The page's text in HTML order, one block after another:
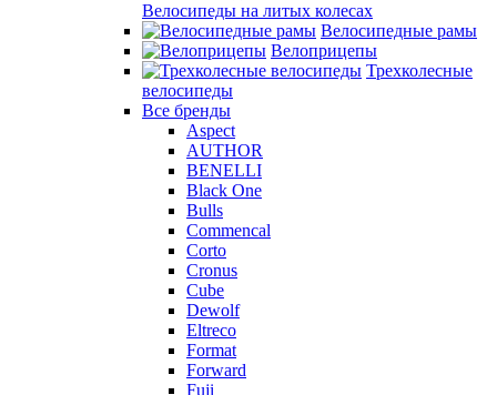
Велосипеды на литых колесах
Велосипедные рамы
Велоприцепы
Трехколесные
велосипеды
Все бренды
Aspect
AUTHOR
BENELLI
Black One
Bulls
Commencal
Corto
Cronus
Cube
Dewolf
Eltreco
Format
Forward
Fuji